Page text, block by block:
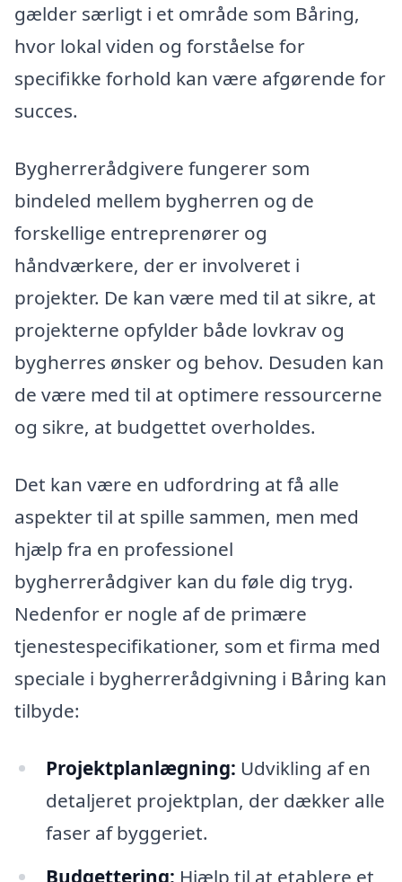
gælder særligt i et område som Båring,
hvor lokal viden og forståelse for
specifikke forhold kan være afgørende for
succes.
Bygherrerådgivere fungerer som
bindeled mellem bygherren og de
forskellige entreprenører og
håndværkere, der er involveret i
projekter. De kan være med til at sikre, at
projekterne opfylder både lovkrav og
bygherres ønsker og behov. Desuden kan
de være med til at optimere ressourcerne
og sikre, at budgettet overholdes.
Det kan være en udfordring at få alle
aspekter til at spille sammen, men med
hjælp fra en professionel
bygherrerådgiver kan du føle dig tryg.
Nedenfor er nogle af de primære
tjenestespecifikationer, som et firma med
speciale i bygherrerådgivning i Båring kan
tilbyde:
Projektplanlægning: Udvikling af en
detaljeret projektplan, der dækker alle
faser af byggeriet.